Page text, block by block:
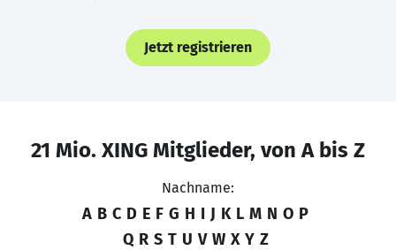
Jetzt registrieren
21 Mio. XING Mitglieder, von A bis Z
Nachname:
A B C D E F G H I J K L M N O P
Q R S T U V W X Y Z